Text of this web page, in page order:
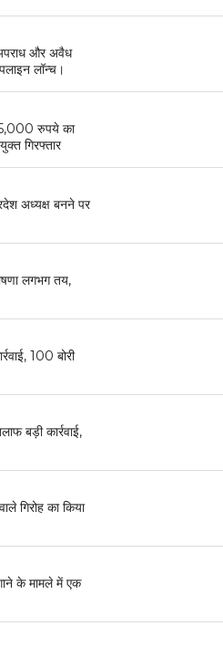
स्तर पर पीस कमेटी की बैठकें
जिलाधिकारी अनुनय झा और पुलिस
धर्मगुरुओं और जनप्रतिनिधियों
निर्देश दिए थे कि त्योहारों के दौरान
होगी।
कड़े निर्देश जारी किए हैं। सार्वजनिक
सुरक्षा व्यवस्था सुनिश्चित की गई है।
जाएगी और किसी भी तरह की
के दौरान अश्लील गीत बजाने या
की चेतावनी दी गई है।
में रखते हुए ध्वनि प्रदूषण रोकने के लिए
होगी।
मूर्ति आयोजकों और स्थानीय
का आश्वासन दिया। पुलिस प्रशासन
दौरान सुरक्षा के लिए हरसंभव कदम उठाए
कायम रहे।
मंदिरों एवं जुलूस मार्गों पर विशेष सुरक्षा
रखी जाएगी और किसी भी तरह की
करने वालों पर सख्त कार्रवाई होगी।
ध्वनि प्रदूषण रोकने के लिए कड़े निर्देश